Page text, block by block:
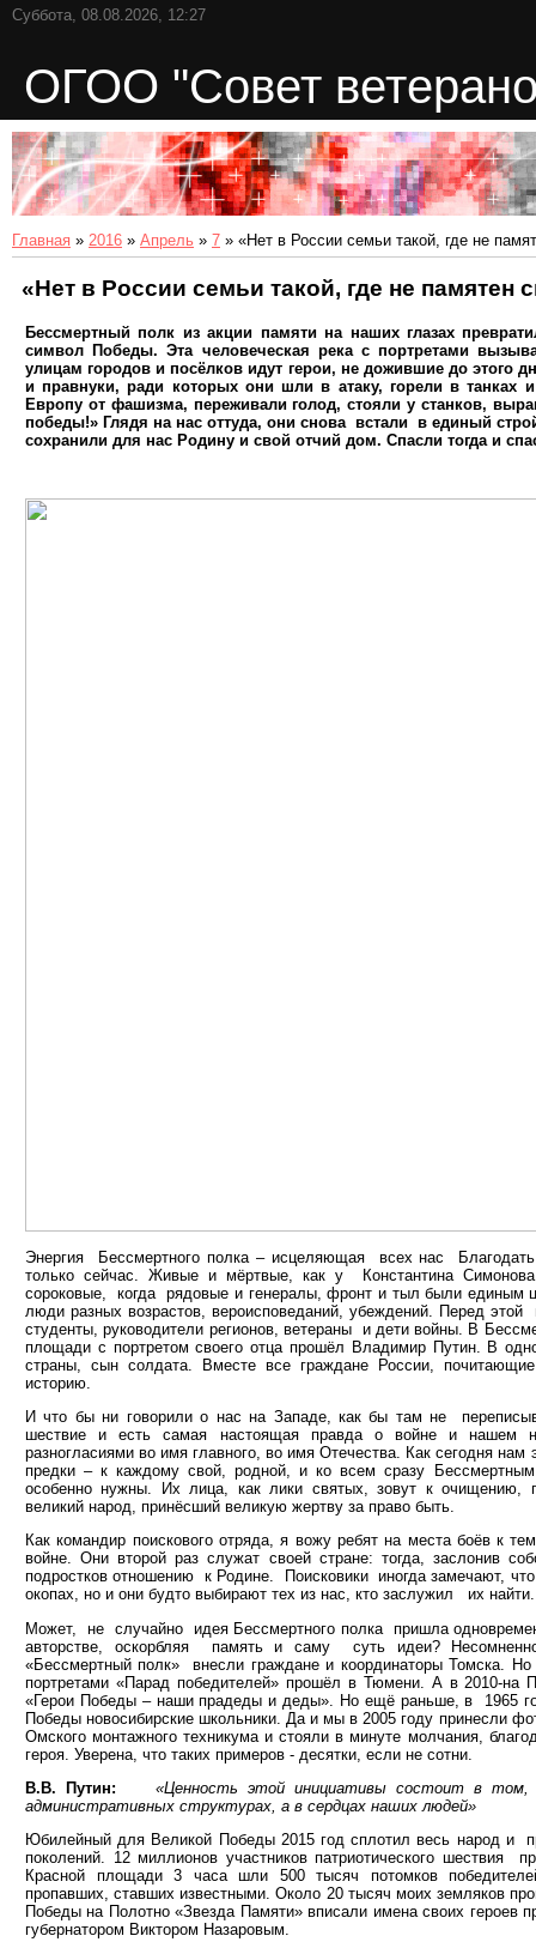
Суббота, 08.08.2026, 12:27
ОГОО "Совет
Главная » 2016 » Апрель » 7 » «Нет в России семьи такой, где не
«Нет в России семьи такой, где не памятен
Бессмертный полк из акции памяти на наших глазах
символ Победы. Эта человеческая река с портретами
улицам городов и посёлков идут герои, не дожившие до этого
и правнуки, ради которых они шли в атаку, горели в танках
Европу от фашизма, переживали голод, стояли у станков,
победы!» Глядя на нас оттуда, они снова встали в единый
сохранили для нас Родину и свой отчий дом. Спасли тогда и
Энергия Бессмертного полка – исцеляющая всех нас
только сейчас. Живые и мёртвые, как у Константина
сороковые, когда рядовые и генералы, фронт и тыл были единым
люди разных возрастов, вероисповеданий, убеждений. Перед
студенты, руководители регионов, ветераны и дети войны. В
площади с портретом своего отца прошёл Владимир Путин. В
страны, сын солдата. Вместе все граждане России,
историю.
И что бы ни говорили о нас на Западе, как бы там не
шествие и есть самая настоящая правда о войне и нашем
разногласиями во имя главного, во имя Отечества. Как сегодня
предки – к каждому свой, родной, и ко всем сразу
особенно нужны. Их лица, как лики святых, зовут к
великий народ, принёсший великую жертву за право быть.
Как командир поискового отряда, я вожу ребят на места боёв к
войне. Они второй раз служат своей стране: тогда, заслонив
подростков отношению к Родине. Поисковики иногда замечают,
окопах, но и они будто выбирают тех из нас, кто заслужил их найти.
Может, не случайно идея Бессмертного полка пришла
авторстве, оскорбляя память и саму суть идеи?
«Бессмертный полк» внесли граждане и координаторы Томска.
портретами «Парад победителей» прошёл в Тюмени. А в 2010-на
«Герои Победы – наши прадеды и деды». Но ещё раньше, в 1965
Победы новосибирские школьники. Да и мы в 2005 году принесли
Омского монтажного техникума и стояли в минуте молчания,
героя. Уверена, что таких примеров - десятки, если не сотни.
В.В. Путин:
«Ценность этой инициативы состоит в том,
административных структурах, а в сердцах наших людей»
Юбилейный для Великой Победы 2015 год сплотил весь народ и
поколений. 12 миллионов участников патриотического шествия
Красной площади 3 часа шли 500 тысяч потомков
пропавших, ставших известными. Около 20 тысяч моих земляков
Победы на Полотно «Звезда Памяти» вписали имена своих героев
губернатором Виктором Назаровым.